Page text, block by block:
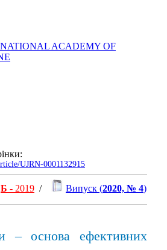
ACADEMY OF
UJRN-0001132915
Б - 2019 / Випуск (2020, № 4)
– основа ефективних